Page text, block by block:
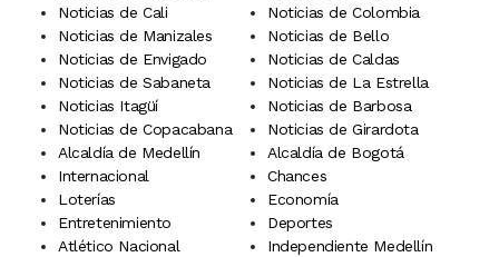
Noticias de Cali
Noticias de Colombia
Noticias de Manizales
Noticias de Bello
Noticias de Envigado
Noticias de Caldas
Noticias de Sabaneta
Noticias de La Estrella
Noticias Itagüí
Noticias de Barbosa
Noticias de Copacabana
Noticias de Girardota
Alcaldía de Medellín
Alcaldía de Bogotá
Internacional
Chances
Loterías
Economía
Entretenimiento
Deportes
Atlético Nacional
Independiente Medellín